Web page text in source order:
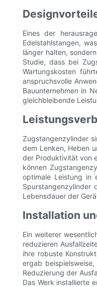
Eines der
Edelstahlstangen,
länger halten,
Studie, dass bei
Wartungskosten
anspruchsvolle
Bauunternehmen in
gleichbleibende
Zugstangenzylinder
dem Lenken, Heben
der Produktivität von
können
optimale Leistung in
Spurstangenzylinder
Lebensdauer der
Installation
Ein weiterer
reduzieren
ihre robuste
ergab
Reduzierung der
Das Werk installierte